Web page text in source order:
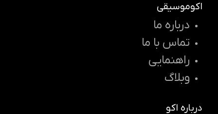
اکوموسیقی
درباره ما
تماس با ما
راهنمایی
وبلاگ
درباره اکو